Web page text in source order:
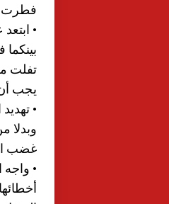
فطرت
•
تفلت
يجب
•
وبدلا
غضب
• واجه